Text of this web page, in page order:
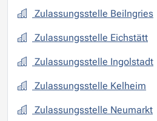
Zulassungsstelle Beilngries
Zulassungsstelle Eichstätt
Zulassungsstelle Ingolstadt
Zulassungsstelle Kelheim
Zulassungsstelle Neumarkt